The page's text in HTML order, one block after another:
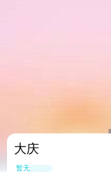
大庆
暂无点评